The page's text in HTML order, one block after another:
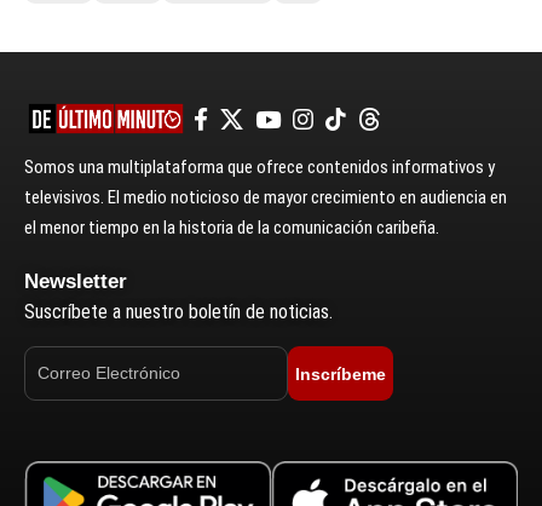
Somos una multiplataforma que ofrece contenidos informativos y
televisivos. El medio noticioso de mayor crecimiento en audiencia en
el menor tiempo en la historia de la comunicación caribeña.
Newsletter
Suscríbete a nuestro boletín de noticias.
Inscríbeme